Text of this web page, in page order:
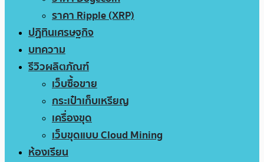
ราคา Ripple (XRP)
ปฏิทินเศรษฐกิจ
บทความ
รีวิวผลิตภัณฑ์
เว็บซื้อขาย
กระเป๋าเก็บเหรียญ
เครื่องขุด
เว็บขุดแบบ Cloud Mining
ห้องเรียน